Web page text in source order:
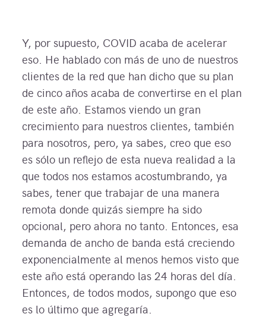
Y, por supuesto, COVID acaba de acelerar
eso. He hablado con más de uno de nuestros
clientes de la red que han dicho que su plan
de cinco años acaba de convertirse en el plan
de este año. Estamos viendo un gran
crecimiento para nuestros clientes, también
para nosotros, pero, ya sabes, creo que eso
es sólo un reflejo de esta nueva realidad a la
que todos nos estamos acostumbrando, ya
sabes, tener que trabajar de una manera
remota donde quizás siempre ha sido
opcional, pero ahora no tanto. Entonces, esa
demanda de ancho de banda está creciendo
exponencialmente al menos hemos visto que
este año está operando las 24 horas del día.
Entonces, de todos modos, supongo que eso
es lo último que agregaría.